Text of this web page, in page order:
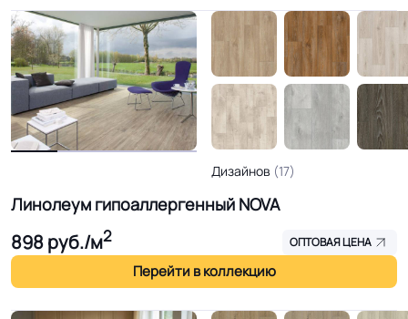
Линолеум гипоаллергенный NOVA
898руб./м2 ОПТОВАЯ ЦЕНА
Перейти в коллекцию
Дизайнов (17)